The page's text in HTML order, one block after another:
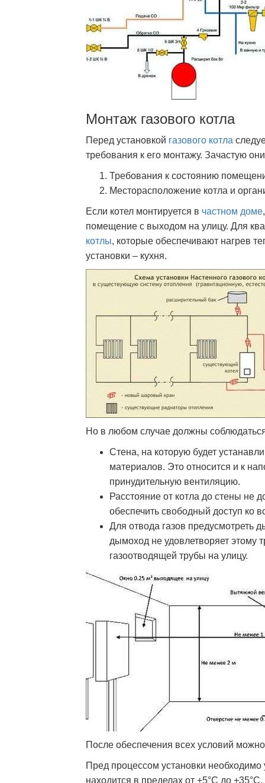
Монтаж газового котла
Перед установкой газового котла
требования к его монтажу. Зачастую
Требования к состоянию
Месторасположение котла и
Если котел монтируется в частном доме
помещение с выходом на улицу. Для
котлы, которые обеспечивают нагрев
установки – кухня.
Но в любом случае должны
Стена, на которую будет
материалов. Это относится и к
принудительную вентиляцию.
Расстояние от котла до стены не
обеспечить свободный доступ ко
Для отвода газов предусмотреть
дымоход не удовлетворяет этому
газоотводящей трубы на улицу.
После обеспечения всех условий
Пред процессом установки
находится в пределах от +5°С до +35°С.